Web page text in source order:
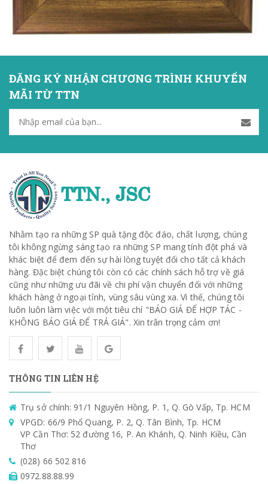
ĐĂNG KÝ NHẬN CHƯƠNG TRÌNH KHUYẾN
MÃI TỪ TTN
Nhằm tạo ra những SP quà tặng độc đáo, chất lượng, chúng
tôi không ngừng sáng tạo ra những SP mang tính đột phá và
khác biệt để đem đến sự hài lòng tuyệt đối cho tất cả khách
hàng. Đặc biệt chúng tôi còn có các chính sách hỗ trợ về giá
cũng như những ưu đãi về chi phí vận chuyển đối với những
khách hàng ở ngoại tỉnh, vùng sâu vùng xa. Vì thế, chúng tôi
luôn luôn làm việc với một tiêu chí "BÁO GIÁ ĐỂ HỢP TÁC -
KHÔNG BÁO GIÁ ĐỂ TRẢ GIÁ". Xin trân trọng cảm ơn!
THÔNG TIN LIÊN HỆ
Trụ sở chính: 91/1 Nguyên Hồng, P. 1, Q. Gò Vấp, Tp. HCM
VPGD: 66/9 Phổ Quang, P. 2, Q. Tân Bình, Tp. HCM
VP Cần Thơ: 52 đường 16, P. An Khánh, Q. Ninh Kiều, Cần
Thơ
(028) 66 502 816
0972.88.88.99